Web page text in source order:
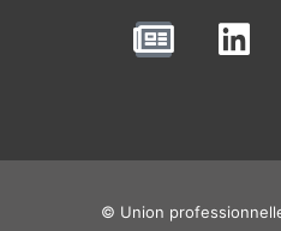
N
e
p
a
L
i
e
d
© Union